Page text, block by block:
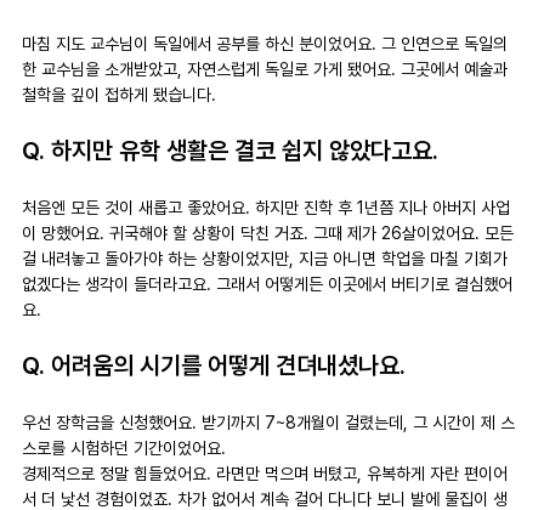
마침 지도 교수님이 독일에서 공부를 하신 분이었어요. 그 인연으로 독일의
한 교수님을 소개받았고, 자연스럽게 독일로 가게 됐어요. 그곳에서 예술과
철학을 깊이 접하게 됐습니다.
Q. 하지만 유학 생활은 결코 쉽지 않았다고요.
처음엔 모든 것이 새롭고 좋았어요. 하지만 진학 후 1년쯤 지나 아버지 사업
이 망했어요. 귀국해야 할 상황이 닥친 거죠. 그때 제가 26살이었어요. 모든
걸 내려놓고 돌아가야 하는 상황이었지만, 지금 아니면 학업을 마칠 기회가
없겠다는 생각이 들더라고요. 그래서 어떻게든 이곳에서 버티기로 결심했어
요.
Q. 어려움의 시기를 어떻게 견뎌내셨나요.
우선 장학금을 신청했어요. 받기까지 7~8개월이 걸렸는데, 그 시간이 제 스
스로를 시험하던 기간이었어요.
경제적으로 정말 힘들었어요. 라면만 먹으며 버텼고, 유복하게 자란 편이어
서 더 낯선 경험이었죠. 차가 없어서 계속 걸어 다니다 보니 발에 물집이 생